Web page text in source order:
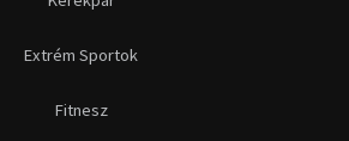
Extrém Sportok
Fitnesz